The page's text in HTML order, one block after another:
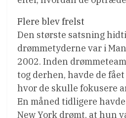
Flere blev frelst
Den største satsning
drømmetyderne var i
2002. Inden
tog derhen, havde de
hvor de skulle fokusere
En måned tidligere
New York drømt, at hun